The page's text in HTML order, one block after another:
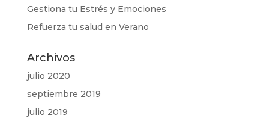
Gestiona tu Estrés y Emociones
Refuerza tu salud en Verano
Archivos
julio 2020
septiembre 2019
julio 2019